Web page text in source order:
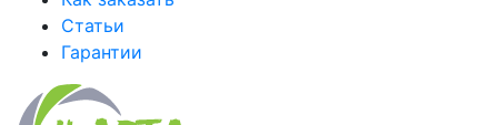
Статьи
Гарантии